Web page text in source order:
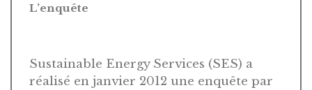
L’enquête
Sustainable Energy Services (SES) a
réalisé en janvier 2012 une enquête par